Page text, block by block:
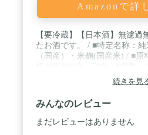
Amazonで詳
【要冷蔵】【日本酒】無濾過
たお酒です。 / ■特定名称：
（国産）・米麹(国産米) / ■原
続きを見
みんなのレビュー
まだレビューはありません